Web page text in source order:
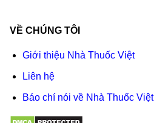
VỀ CHÚNG TÔI
Giới thiệu Nhà Thuốc Việt
Liên hệ
Báo chí nói về Nhà Thuốc Việt